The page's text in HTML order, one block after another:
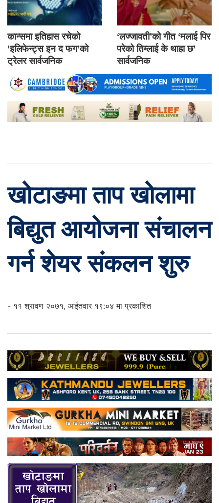
कान्समा इतिहास रचेको
‘इलिफेन्ट्स इन द फग’को
ट्रेलर सार्वजनिक
‘लज्जावती’को गीत ‘मलाई पिर
परेको तिम्लाई के थाहा छ’
सार्वजनिक
खोटाङमा ताप खोलामा
बिद्युत आयोजना संचालन
गर्न शेयर संकलन शुरु
- ११ श्रावण २०७१, आईतवार १९:०४ मा प्रकाशित